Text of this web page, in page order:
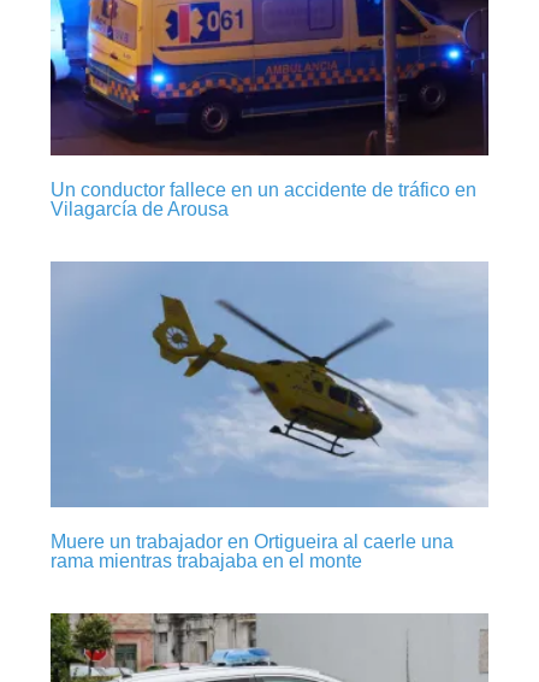
Un conductor fallece en un accidente de tráfico en
Vilagarcía de Arousa
Muere un trabajador en Ortigueira al caerle una
rama mientras trabajaba en el monte